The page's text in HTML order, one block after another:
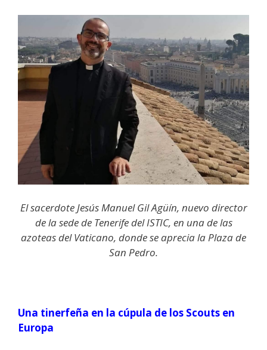
El sacerdote Jesús Manuel Gil Agüín, nuevo director
de la sede de Tenerife del ISTIC, en una de las
azoteas del Vaticano, donde se aprecia la Plaza de
San Pedro.
Una tinerfeña en la cúpula de los Scouts en
Europa